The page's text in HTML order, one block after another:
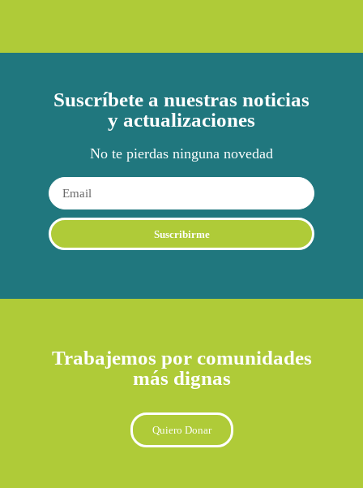
Suscríbete a nuestras noticias
y actualizaciones
No te pierdas ninguna novedad
Suscribirme
Trabajemos por comunidades
más dignas
Quiero Donar